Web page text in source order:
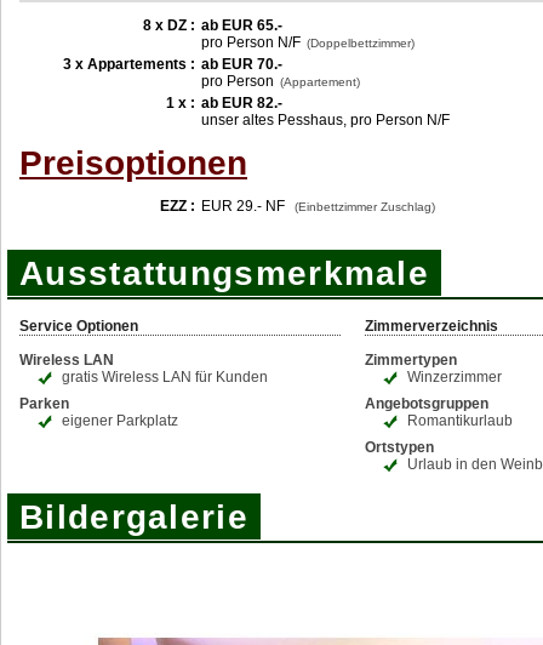
8 x DZ : ab EUR 65.-
pro Person N/F (Doppelbettzimmer)
3 x Appartements : ab EUR 70.-
pro Person (Appartement)
1 x : ab EUR 82.-
unser altes Pesshaus, pro Person N/F
Preisoptionen
EZZ : EUR 29.- NF (Einbettzimmer Zuschlag)
Ausstattungsmerkmale
Service Optionen
Wireless LAN
gratis Wireless LAN für Kunden
Parken
eigener Parkplatz
Zimmerverzeichnis
Zimmertypen
Winzerzimmer
Angebotsgruppen
Romantikurlaub
Ortstypen
Urlaub in den
Bildergalerie